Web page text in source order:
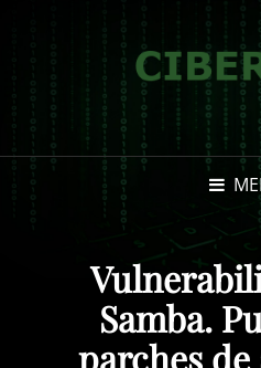
Samba.
parches